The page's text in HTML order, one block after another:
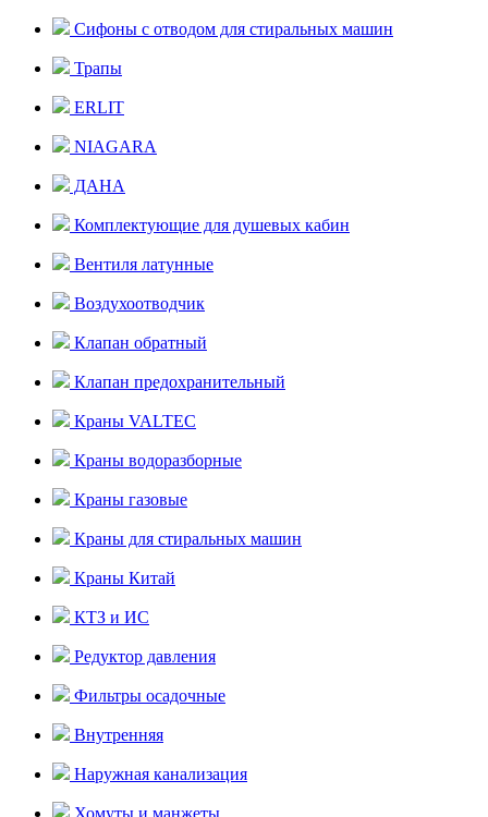
Сифоны с отводом для стиральных машин
Трапы
ERLIT
NIAGARA
ДАНА
Комплектующие для душевых кабин
Вентиля латунные
Воздухоотводчик
Клапан обратный
Клапан предохранительный
Краны VALTEC
Краны водоразборные
Краны газовые
Краны для стиральных машин
Краны Китай
КТЗ и ИС
Редуктор давления
Фильтры осадочные
Внутренняя
Наружная канализация
Хомуты и манжеты